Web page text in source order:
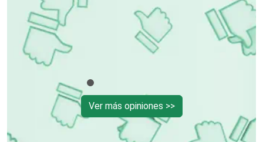
Conversiones Automotrices
Copiadoras
Cortinas, Persianas y Alfombras
Ver más opiniones >>